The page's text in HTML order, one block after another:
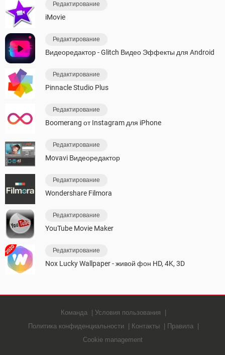
Редактирование
iMovie
Редактирование
Видеоредактор - Glitch Видео Эффекты для Android
Редактирование
Pinnacle Studio Plus
Редактирование
Boomerang от Instagram для iPhone
Редактирование
Movavi Видеоредактор
Редактирование
Wondershare Filmora
Редактирование
YouTube Movie Maker
Редактирование
Nox Lucky Wallpaper - живой фон HD, 4K, 3D
Команда
Условия пользования
Политика конфиденциальности
Контакты
Правила
Cookie management